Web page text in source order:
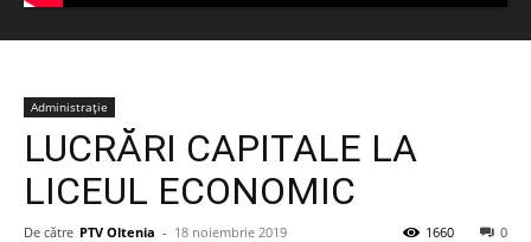
Administrație
LUCRĂRI CAPITALE LA
LICEUL ECONOMIC
De către PTV Oltenia - 18 noiembrie 2019 0
1660